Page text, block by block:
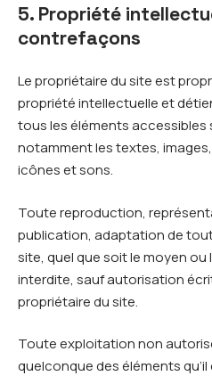
5. Propriété
contrefaçons
Le propriétaire du site est
propriété intellectuelle et
tous les éléments accessibles
notamment les textes,
icônes et sons.
Toute reproduction,
publication, adaptation de
site, quel que soit le moyen
interdite, sauf autorisation
propriétaire du site.
Toute exploitation non
quelconque des éléments